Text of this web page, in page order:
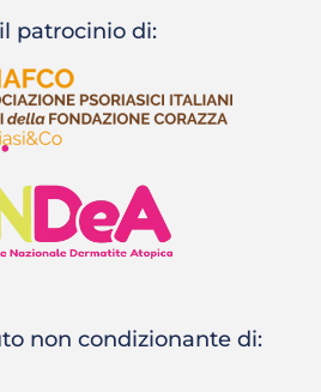
patrocinio di:
non condizionante di: